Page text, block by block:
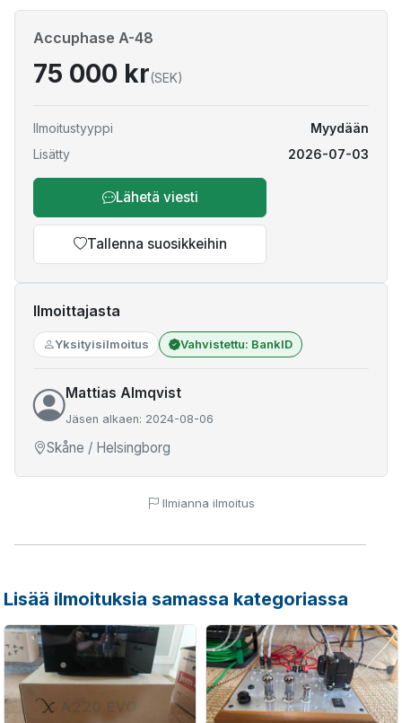
Accuphase A-48
75 000 kr(SEK)
Ilmoitustyyppi
Myydään
Lisätty
2026-07-03
Lähetä viesti
Tallenna suosikkeihin
Ilmoittajasta
Yksityisilmoitus Vahvistettu: BankID
Mattias Almqvist
Jäsen alkaen: 2024-08-06
Skåne / Helsingborg
Ilmianna ilmoitus
Lisää ilmoituksia samassa kategoriassa